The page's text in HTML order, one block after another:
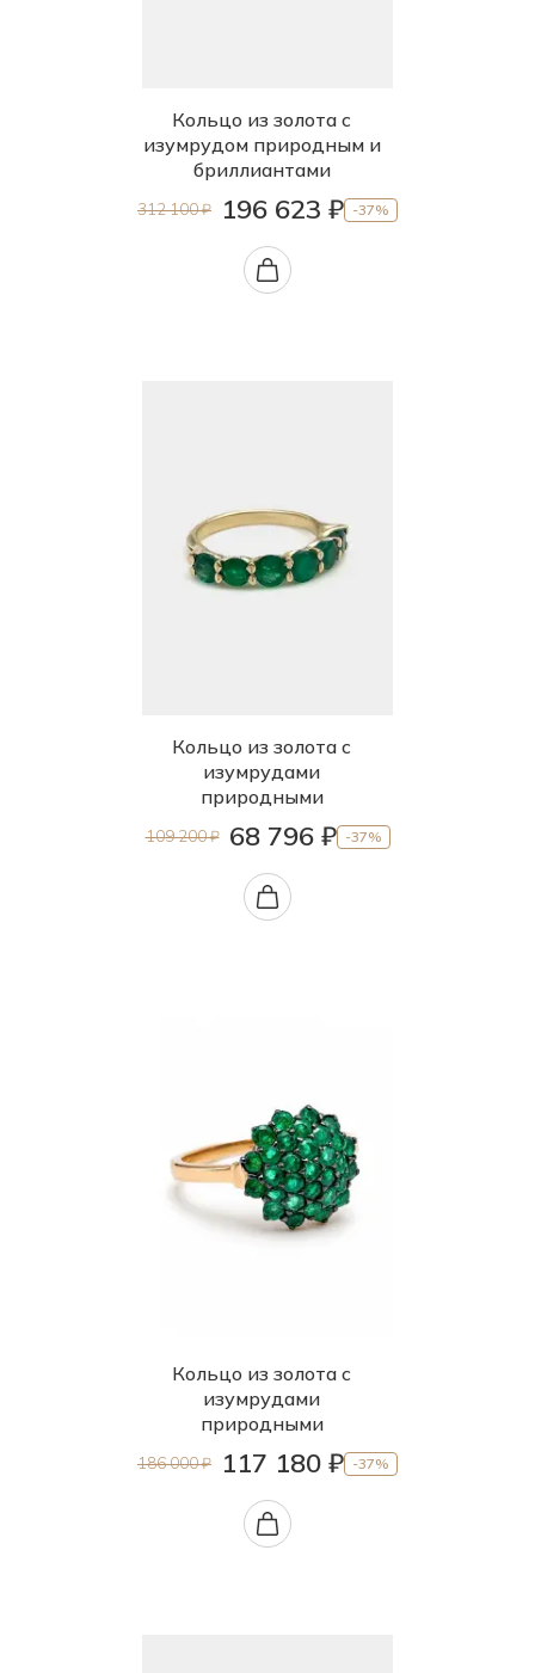
Кольцо из золота с
изумрудом природным и
бриллиантами
312 100 ₽ 196 623 ₽ -37%
Кольцо из золота с
изумрудами
природными
109 200 ₽ 68 796 ₽ -37%
Кольцо из золота с
изумрудами
природными
186 000 ₽ 117 180 ₽ -37%